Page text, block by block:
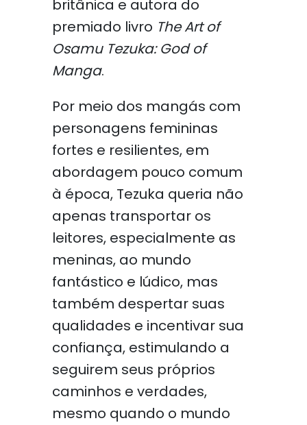
britânica e autora do
premiado livro The Art of
Osamu Tezuka: God of
Manga.
Por meio dos mangás com
personagens femininas
fortes e resilientes, em
abordagem pouco comum
à época, Tezuka queria não
apenas transportar os
leitores, especialmente as
meninas, ao mundo
fantástico e lúdico, mas
também despertar suas
qualidades e incentivar sua
confiança, estimulando a
seguirem seus próprios
caminhos e verdades,
mesmo quando o mundo